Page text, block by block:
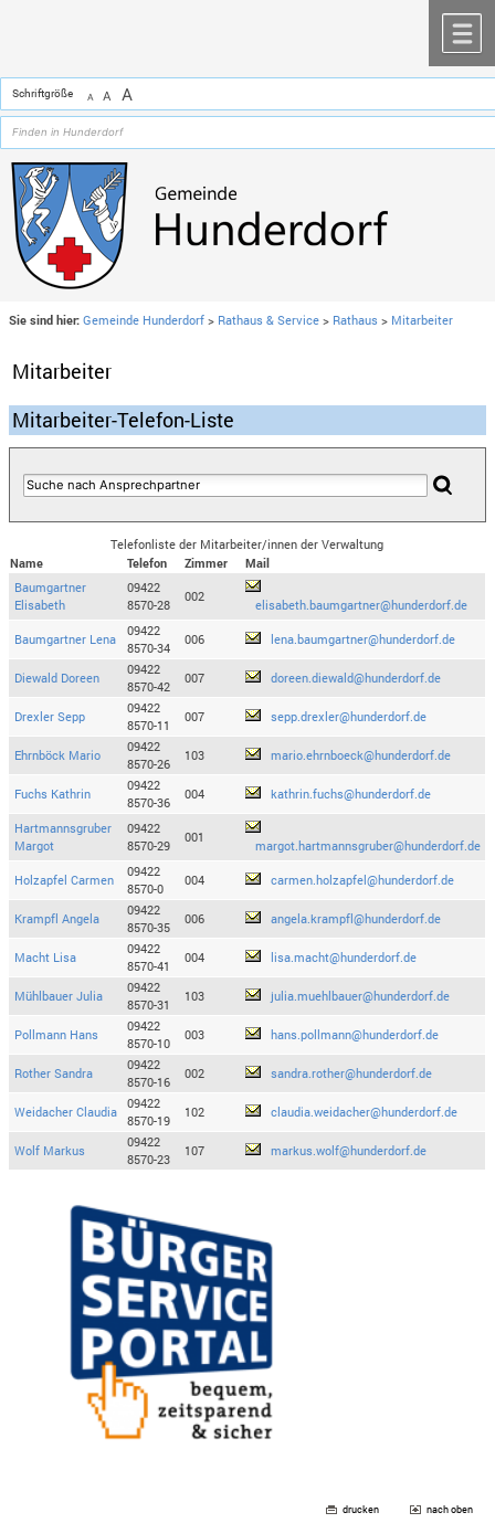
Schriftgröße A A A
Sie sind hier: Gemeinde Hunderdorf > Rathaus & Service > Rathaus > Mitarbeiter
Mitarbeiter
Mitarbeiter-Telefon-Liste
Telefonliste der Mitarbeiter/innen der Verwaltung
Name
Telefon Zimmer
Mail
Baumgartner
Elisabeth
09422
8570-28
002
elisabeth.baumgartner@hunderdorf.de
Baumgartner Lena
09422
8570-34
006 lena.baumgartner@hunderdorf.de
Diewald Doreen
09422
8570-42
007 doreen.diewald@hunderdorf.de
Drexler Sepp
09422
8570-11
007 sepp.drexler@hunderdorf.de
Ehrnböck Mario
09422
8570-26
103 mario.ehrnboeck@hunderdorf.de
Fuchs Kathrin
09422
8570-36
004 kathrin.fuchs@hunderdorf.de
Hartmannsgruber
Margot
09422
8570-29
001
margot.hartmannsgruber@hunderdorf.de
Holzapfel Carmen
09422
8570-0
004 carmen.holzapfel@hunderdorf.de
Krampfl Angela
09422
8570-35
006 angela.krampfl@hunderdorf.de
Macht Lisa
09422
8570-41
004 lisa.macht@hunderdorf.de
Mühlbauer Julia
09422
8570-31
103 julia.muehlbauer@hunderdorf.de
Pollmann Hans
09422
8570-10
003 hans.pollmann@hunderdorf.de
Rother Sandra
09422
8570-16
002 sandra.rother@hunderdorf.de
Weidacher Claudia
09422
8570-19
102 claudia.weidacher@hunderdorf.de
Wolf Markus
09422
8570-23
107 markus.wolf@hunderdorf.de
drucken nach oben